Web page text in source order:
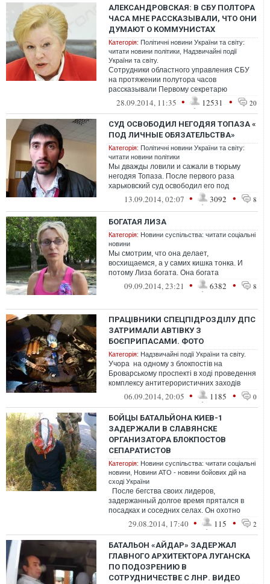
АЛЕКСАНДРОВСКАЯ: В СБУ ПОЛТОРА
ЧАСА МНЕ РАССКАЗЫВАЛИ, ЧТО ОНИ
ДУМАЮТ О КОММУНИСТАХ
Категорія: Політичні новини України та світу:
читати новини політики Надзвичайні події
України та світу.
Сотрудники областного управления СБУ
на протяжении полутора часов
рассказывали Первому секретарю
Харьковского обкома Коммунистической
партии Укра...
28.09.2014, 11:35 • 12531 • 20
СУД ОСВОБОДИЛ НЕГОДЯЯ ТОПАЗА «
ПОД ЛИЧНЫЕ ОБЯЗАТЕЛЬСТВА»
Категорія: Політичні новини України та світу:
читати новини політики
Мы дважды ловили и сажали в тюрьму
негодяя Топаза. После первого раза
харьковский суд освободил его под
домашний арест, с которого он сбежал и
13.09.2014, 02:07 • 3092 • 8
БОГАТАЯ ЛИЗА
Категорія: Новини суспільства: читати соціальні
новини
Мы смотрим, что она делает,
восхищаемся, а у самих кишка тонка. И
потому Лиза богата. Она богата
мечтаниями, что когда-нибудь мы станем
делать хотя бы...
09.09.2014, 23:21 • 6382 • 8
ПРАЦІВНИКИ СПЕЦПІДРОЗДІЛУ ДПС
ЗАТРИМАЛИ АВТІВКУ З
БОЄПРИПАСАМИ. ФОТО
Категорія: Надзвичайні події України та світу.
Учора на одному з блокпостів на
Броварському проспекті в ході проведення
комплексу антитерористичних заходів
несли службу інспектори спецпідрозд...
06.09.2014, 20:05 • 1185 • 0
БОЙЦЫ БАТАЛЬЙОНА КИЕВ-1
ЗАДЕРЖАЛИ В СЛАВЯНСКЕ
ОРГАНИЗАТОРА БЛОКПОСТОВ
СЕПАРАТИСТОВ
Категорія: Новини суспільства: читати соціальні
новини Новини АТО - новини бойових дій на
сході України
После бегства своих лидеров,
задержанный долгое время прятался в
посадках и соседних селах. Он охотно
"сотрудничает" с милицией, рассказывая
29.08.2014, 17:40 • 115 • 2
БАТАЛЬОН «АЙДАР» ЗАДЕРЖАЛ
ГЛАВНОГО АРХИТЕКТОРА ЛУГАНСКА
ПО ПОДОЗРЕНИЮ В
СОТРУДНИЧЕСТВЕ С ЛНР. ВИДЕО